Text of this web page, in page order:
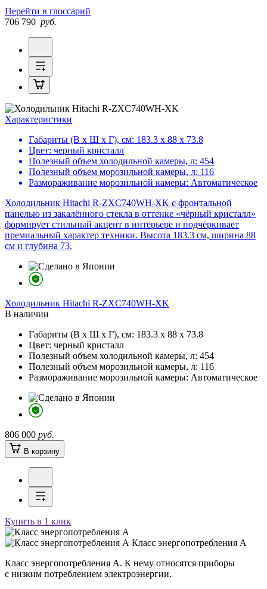
Перейти в глоссарий
706 790 руб.
Характеристики
Габариты (В х Ш х Г), см: 183.3 х 88 х 73.8
Цвет: черный кристалл
Полезный объем холодильной камеры, л: 454
Полезный объем морозильной камеры, л: 116
Размораживание морозильной камеры: Автоматическое
Холодильник Hitachi R-ZXC740WH-XK с фронтальной
панелью из закалённого стекла в оттенке «чёрный кристалл»
формирует стильный акцент в интерьере и подчёркивает
премиальный характер техники. Высота 183.3 см, ширина 88
см и глубина 73.
Холодильник Hitachi R-ZXC740WH-XK
В наличии
Габариты (В х Ш х Г), см: 183.3 х 88 х 73.8
Цвет: черный кристалл
Полезный объем холодильной камеры, л: 454
Полезный объем морозильной камеры, л: 116
Размораживание морозильной камеры: Автоматическое
806 000 руб.
В корзину
Купить в 1 клик
Класс энергопотребления А
Класс энергопотребления А. К нему относятся приборы
с низким потреблением электроэнергии.